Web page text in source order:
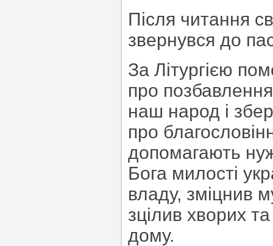
Після читання
звернувся до
За Літургією
про
наш народ і
про
допомагають
Бога милості
владу, зміцнив
зцілив хворих
дому.